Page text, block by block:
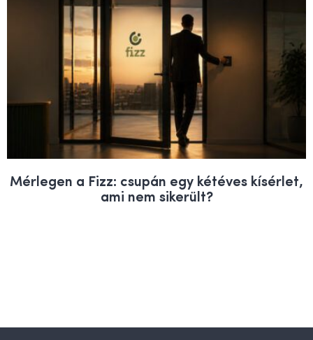
Mérlegen a Fizz: csupán egy kétéves kísérlet,
ami nem sikerült?